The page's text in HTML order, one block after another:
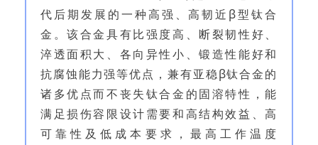
代后期发展的一种高强、高韧近β型钛合
金。该合金具有比强度高、断裂韧性好、
淬透面积大、各向异性小、锻造性能好和
抗腐蚀能力强等优点，兼有亚稳β钛合金的
诸多优点而不丧失钛合金的固溶特性，能
满足损伤容限设计需要和高结构效益、高
可靠性及低成本要求，最高工作温度